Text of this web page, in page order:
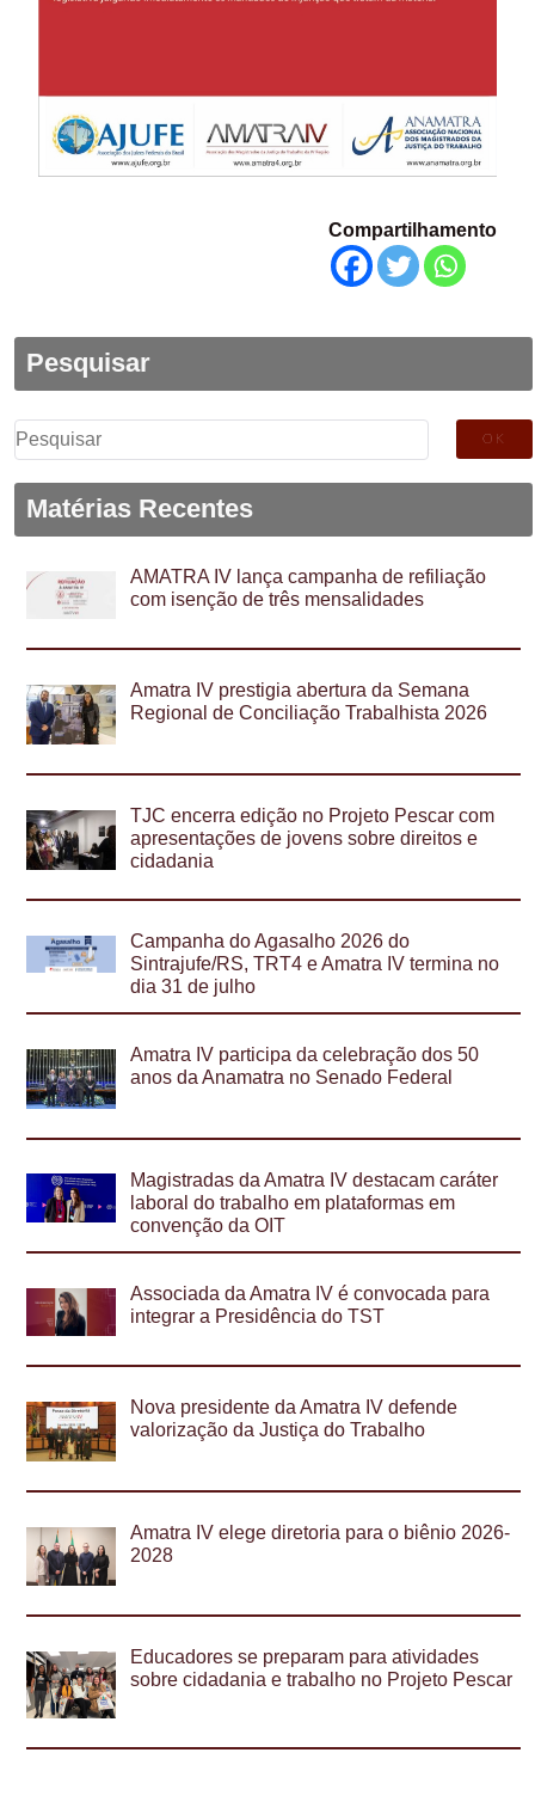
Compartilhamento
Pesquisar
Pesquisar
por:
Matérias Recentes
AMATRA IV lança campanha de refiliação
com isenção de três mensalidades
Amatra IV prestigia abertura da Semana
Regional de Conciliação Trabalhista 2026
TJC encerra edição no Projeto Pescar com
apresentações de jovens sobre direitos e
cidadania
Campanha do Agasalho 2026 do
Sintrajufe/RS, TRT4 e Amatra IV termina no
dia 31 de julho
Amatra IV participa da celebração dos 50
anos da Anamatra no Senado Federal
Magistradas da Amatra IV destacam caráter
laboral do trabalho em plataformas em
convenção da OIT
Associada da Amatra IV é convocada para
integrar a Presidência do TST
Nova presidente da Amatra IV defende
valorização da Justiça do Trabalho
Amatra IV elege diretoria para o biênio 2026-
2028
Educadores se preparam para atividades
sobre cidadania e trabalho no Projeto Pescar